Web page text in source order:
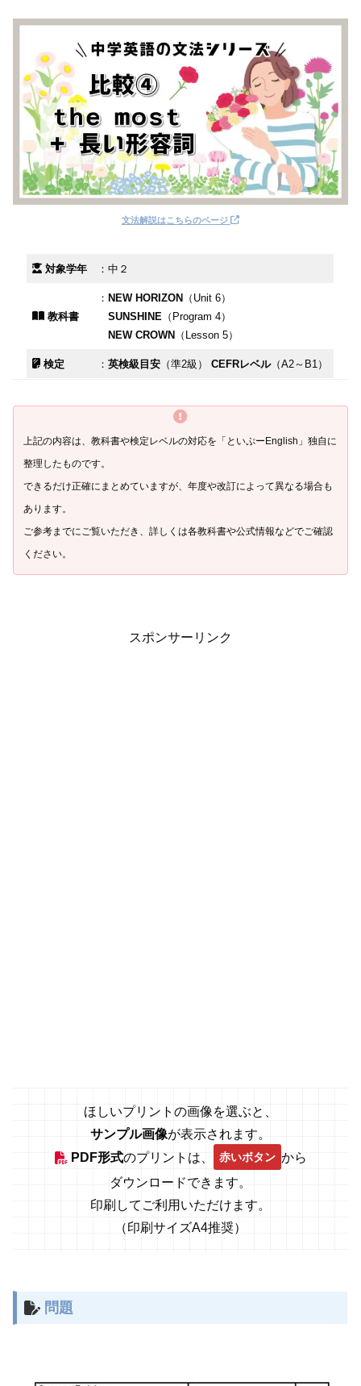
文法解説はこちらのページ
対象学年 ：中２
教科書
：NEW HORIZON （Unit 6）
SUNSHINE （Program 4）
NEW CROWN （Lesson 5）
検定 ：英検級目安 （準2級）CEFRレベル（A2～B1）
上記の内容は、教科書や検定レベルの対応を「といぷーEnglish」独自に
整理したものです。
できるだけ正確にまとめていますが、年度や改訂によって異なる場合も
あります。
ご参考までにご覧いただき、詳しくは各教科書や公式情報などでご確認
ください。
スポンサーリンク
ほしいプリントの画像を選ぶと、
サンプル画像が表示されます。
PDF形式のプリントは、 赤いボタン から
ダウンロードできます。
印刷してご利用いただけます。
（印刷サイズA4推奨）
問題